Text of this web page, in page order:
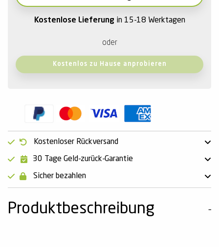
Kostenlose Lieferung in 15-18 Werktagen
oder
Kostenlos zu Hause anprobieren
Kostenloser Rückversand
30 Tage Geld-zurück-Garantie
Sicher bezahlen
Produktbeschreibung